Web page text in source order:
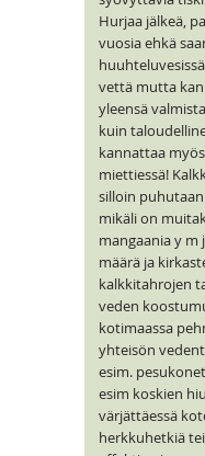
Hurjaa jälkeä,
vuosia ehkä
vettä mutta
yleensä
kuin
kannattaa
miettiessä!
silloin
mikäli on
mangaania y
määrä ja
kalkkitahrojen
veden
kotimaassa
yhteisön
esim.
esim koskien
värjättäessä
herkkuhetkiä